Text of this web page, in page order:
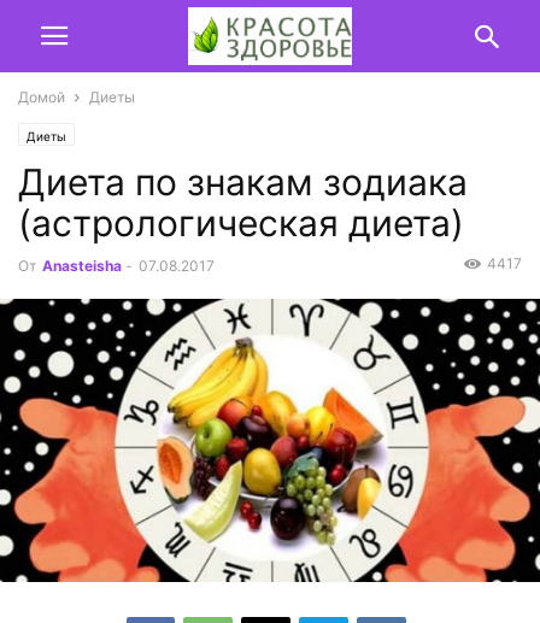
Домой Диеты
Диеты
Диета по знакам зодиака
(астрологическая диета)
От Anasteisha - 07.08.2017 4417